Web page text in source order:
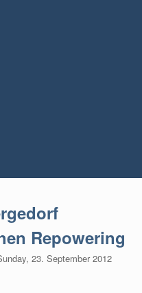
Repowering
23. September 2012